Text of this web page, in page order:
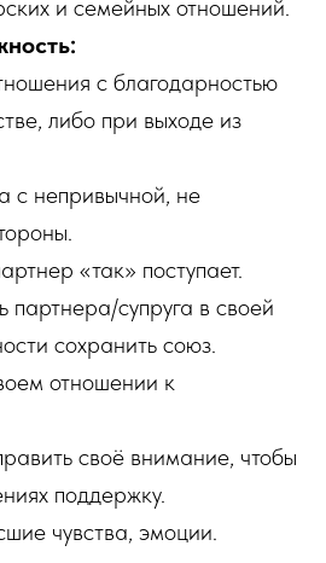
и семейных отношений.
с благодарностью
либо при выходе из
с непривычной, не
«так» поступает.
партнера/супруга в своей
сохранить союз.
отношении к
своё внимание, чтобы
поддержку.
чувства, эмоции.